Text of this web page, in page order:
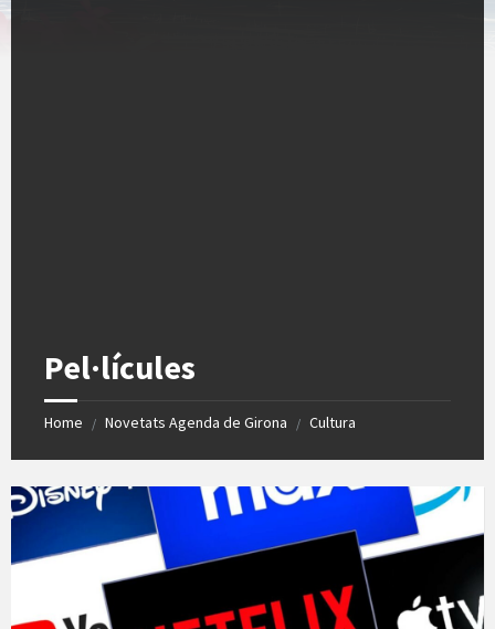
Pel·lícules
Home / Novetats Agenda de Girona / Cultura